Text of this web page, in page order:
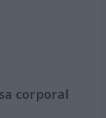
corporal